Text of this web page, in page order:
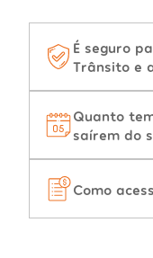
É seguro
Trânsito e
Quanto
saírem do
Como